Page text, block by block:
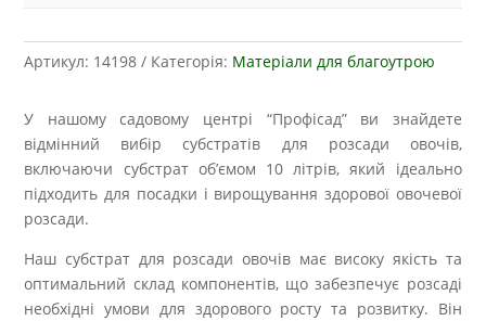
Артикул: 14198 Категорія: Матеріали для благоутрою
У нашому садовому центрі “Профісад” ви знайдете
відмінний вибір субстратів для розсади овочів,
включаючи субстрат об’ємом 10 літрів, який ідеально
підходить для посадки і вирощування здорової овочевої
розсади.
Наш субстрат для розсади овочів має високу якість та
оптимальний склад компонентів, що забезпечує розсаді
необхідні умови для здорового росту та розвитку. Він